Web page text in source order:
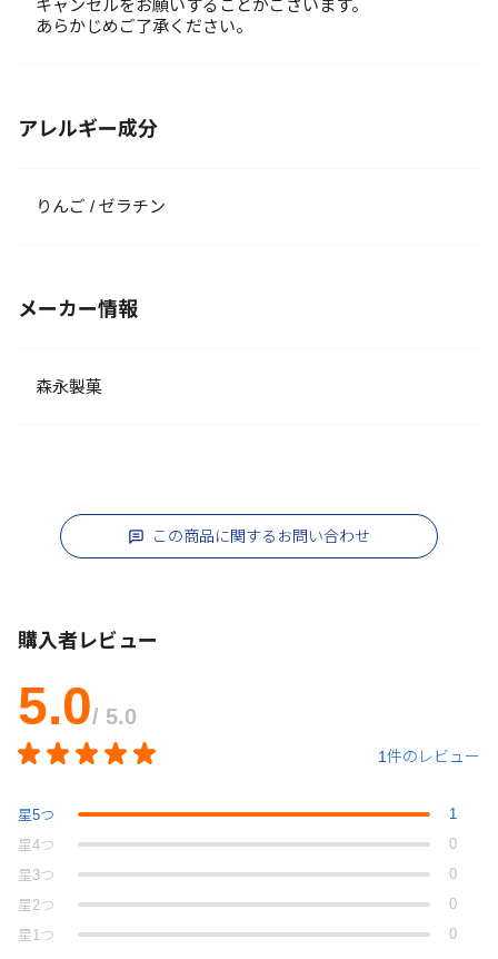
キャンセルをお願いすることがございます。
あらかじめご了承ください。
アレルギー成分
りんご / ゼラチン
メーカー情報
森永製菓
この商品に関するお問い合わせ
購入者レビュー
5.0/ 5.0
1件のレビュー
星5つ
1
星4つ
0
星 3つ
0
星 2つ
0
星 1つ 0